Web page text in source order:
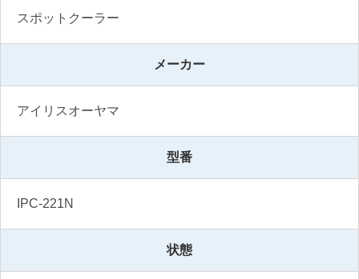
スポットクーラー
メーカー
アイリスオーヤマ
型番
IPC-221N
状態